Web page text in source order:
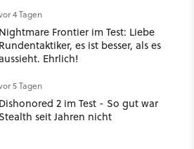
4 Tagen
Nightmare Frontier im Test: Liebe
Rundentaktiker, es ist besser, als es
Ehrlich!
5 Tagen
Dishonored 2 im Test - So gut war
Stealth seit Jahren nicht